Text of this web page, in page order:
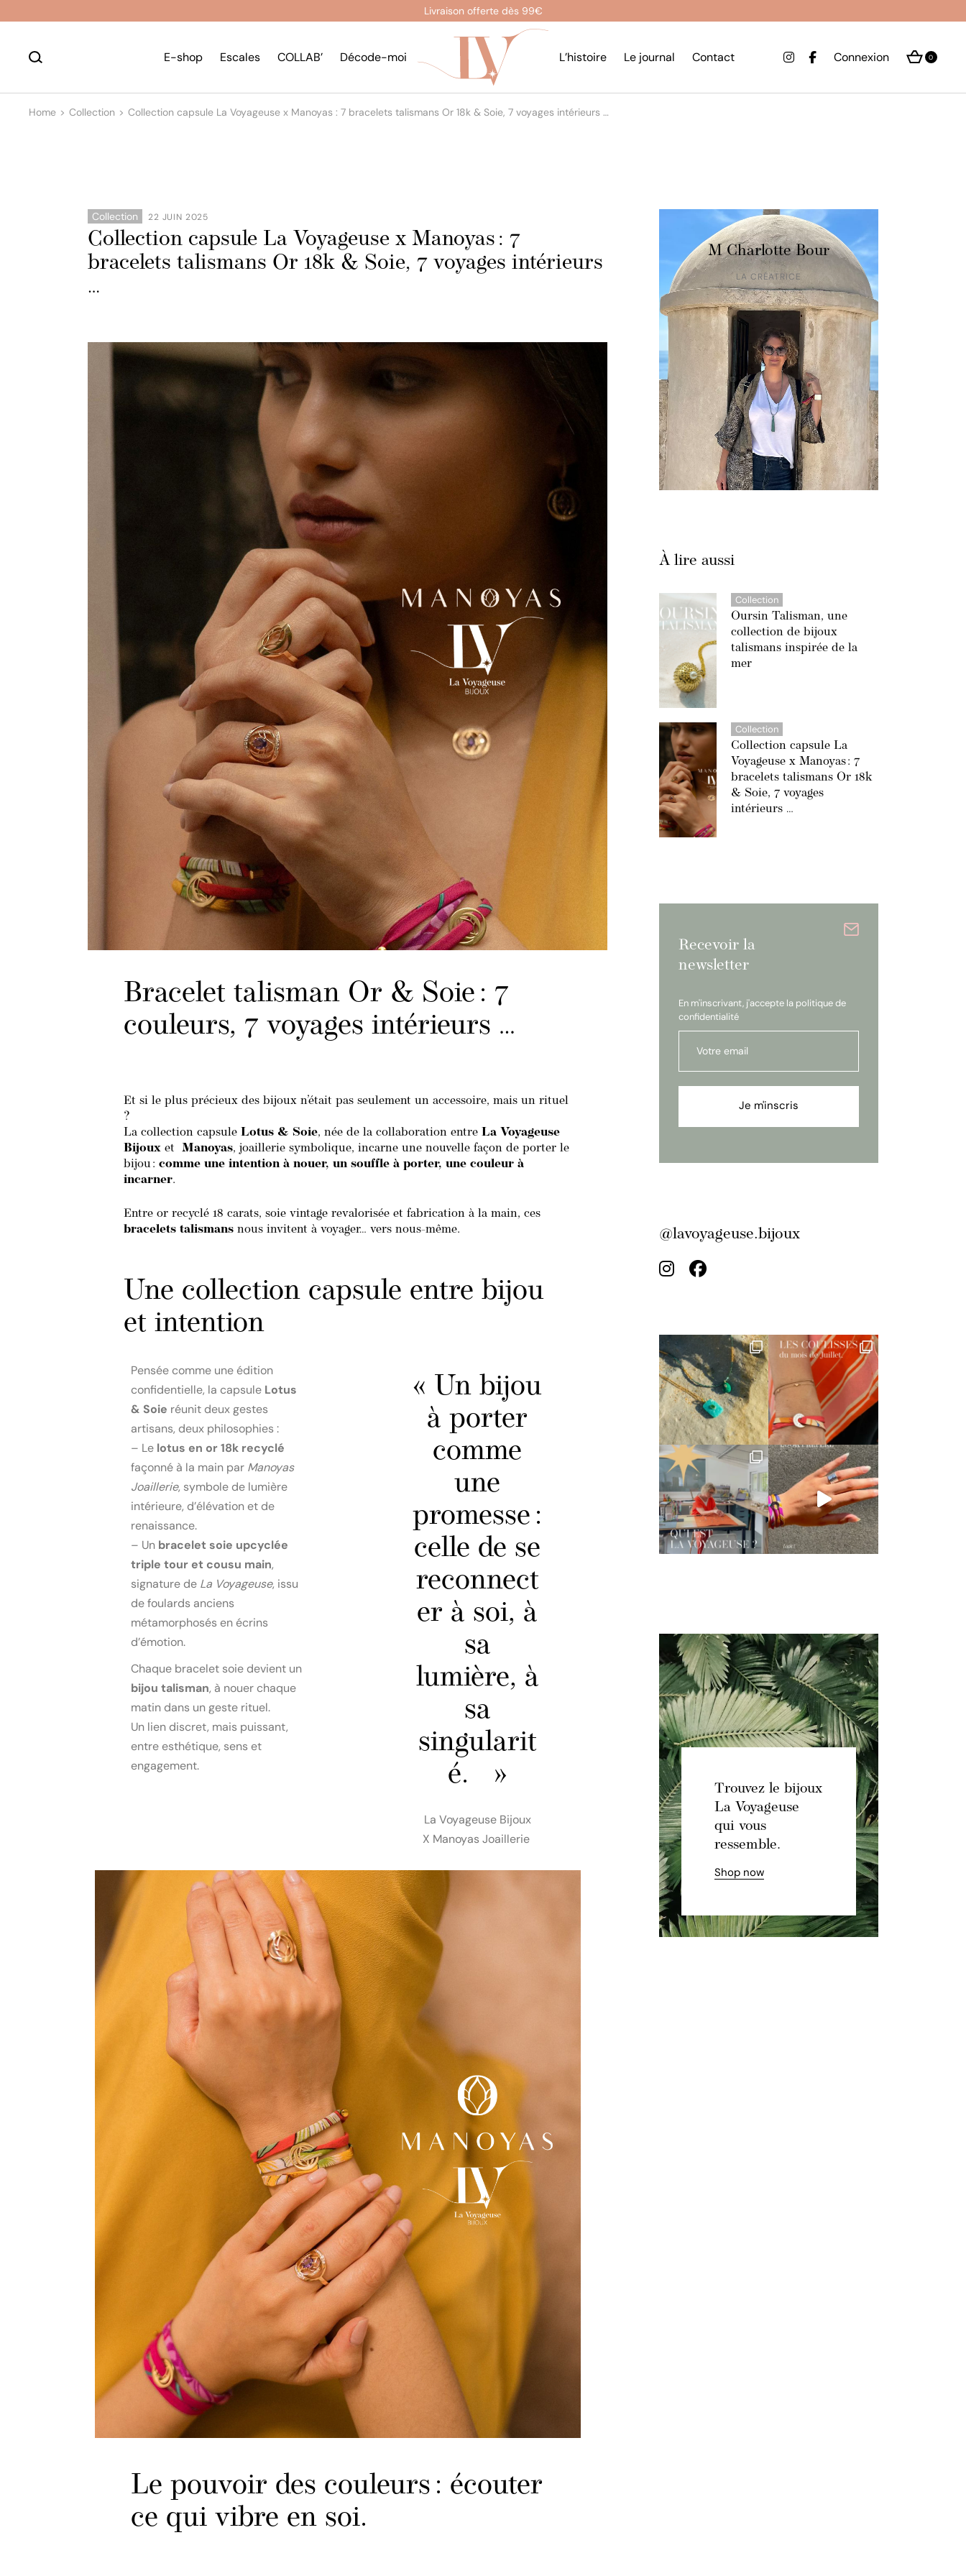
Livraison offerte dès 99€
E-shop Escales COLLAB’ Décode-moi L’histoire Le journal Contact Connexion 0
Home Collection Collection capsule La Voyageuse x Manoyas : 7 bracelets talismans Or 18k & Soie, 7 voyages intérieurs …
Collection 22 JUIN 2025
Collection capsule La Voyageuse x Manoyas : 7
bracelets talismans Or 18k & Soie, 7 voyages intérieurs
…
Bracelet talisman Or & Soie : 7
couleurs, 7 voyages intérieurs …
Et si le plus précieux des bijoux n’était pas seulement un accessoire, mais un rituel
?
La collection capsule Lotus & Soie, née de la collaboration entre La Voyageuse
Bijoux et Manoyas, joaillerie symbolique, incarne une nouvelle façon de porter le
bijou : comme une intention à nouer, un souffle à porter, une couleur à
incarner.
Entre or recyclé 18 carats, soie vintage revalorisée et fabrication à la main, ces
bracelets talismans nous invitent à voyager… vers nous-même.
Une collection capsule entre bijou
et intention
Pensée comme une édition
confidentielle, la capsule Lotus
& Soie réunit deux gestes
artisans, deux philosophies :
– Le lotus en or 18k recyclé
façonné à la main par Manoyas
Joaillerie, symbole de lumière
intérieure, d’élévation et de
renaissance.
– Un bracelet soie upcyclée
triple tour et cousu main,
signature de La Voyageuse, issu
de foulards anciens
métamorphosés en écrins
d’émotion.
Chaque bracelet soie devient un
bijou talisman, à nouer chaque
matin dans un geste rituel.
Un lien discret, mais puissant,
entre esthétique, sens et
engagement.
« Un bijou
à porter
comme
une
promesse :
celle de se
reconnect
er à soi, à
sa
lumière, à
sa
singularit
é. »
La Voyageuse Bijoux
X Manoyas Joaillerie
Le pouvoir des couleurs : écouter
ce qui vibre en soi.
M Charlotte Bour
LA CRÉATRICE
À lire aussi
Oursin Talisman, une
collection de bijoux
talismans inspirée de la
mer
Collection
Collection capsule La
Voyageuse x Manoyas : 7
bracelets talismans Or 18k
& Soie, 7 voyages
intérieurs …
Collection
Recevoir la
newsletter
En m'inscrivant, j'accepte la politique de
confidentialité
Je m'inscris
@lavoyageuse.bijoux
Trouvez le bijoux
La Voyageuse
qui vous
ressemble.
Shop now